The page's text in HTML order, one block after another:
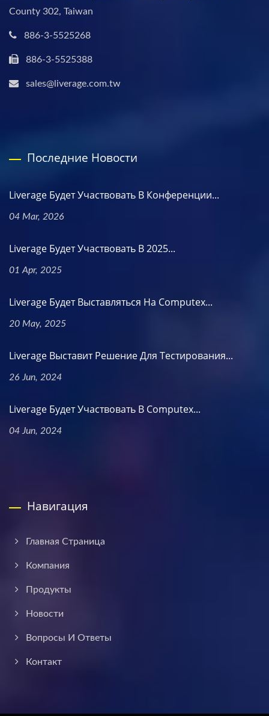
County 302, Taiwan
886-3-5525268
886-3-5525388
sales@liverage.com.tw
Последние Новости
Liverage Будет Участвовать В Конференции...
04 Mar, 2026
Liverage Будет Участвовать В 2025...
01 Apr, 2025
Liverage Будет Выставляться На Computex...
20 May, 2025
Liverage Выставит Решение Для Тестирования...
26 Jun, 2024
Liverage Будет Участвовать В Computex...
04 Jun, 2024
Навигация
Главная Страница
Компания
Продукты
Новости
Вопросы И Ответы
Контакт